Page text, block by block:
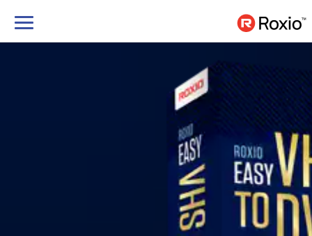
Navigation